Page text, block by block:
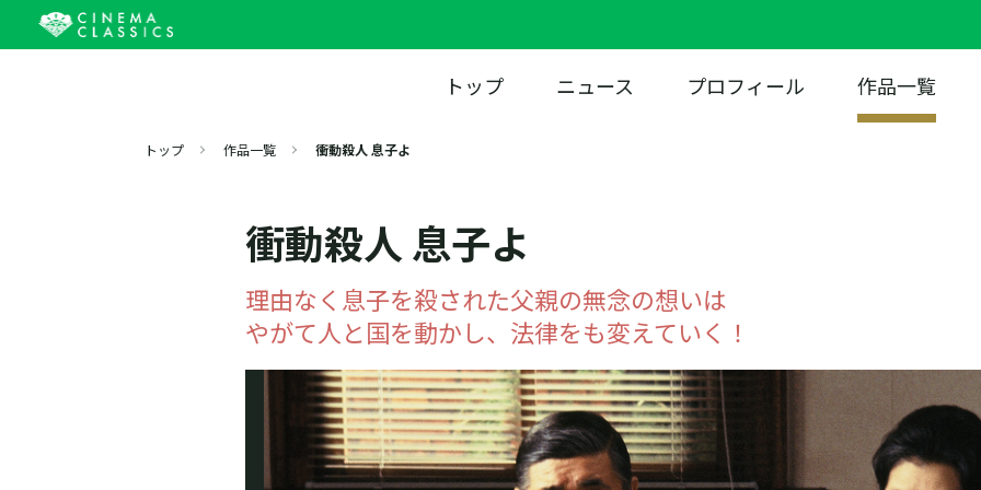
トップ ニュース プロフィール 作品一覧
トップ 作品一覧 衝動殺人 息子よ
衝動殺人 息子よ
理由なく息子を殺された父親の無念の想いは
やがて人と国を動かし、法律をも変えていく！